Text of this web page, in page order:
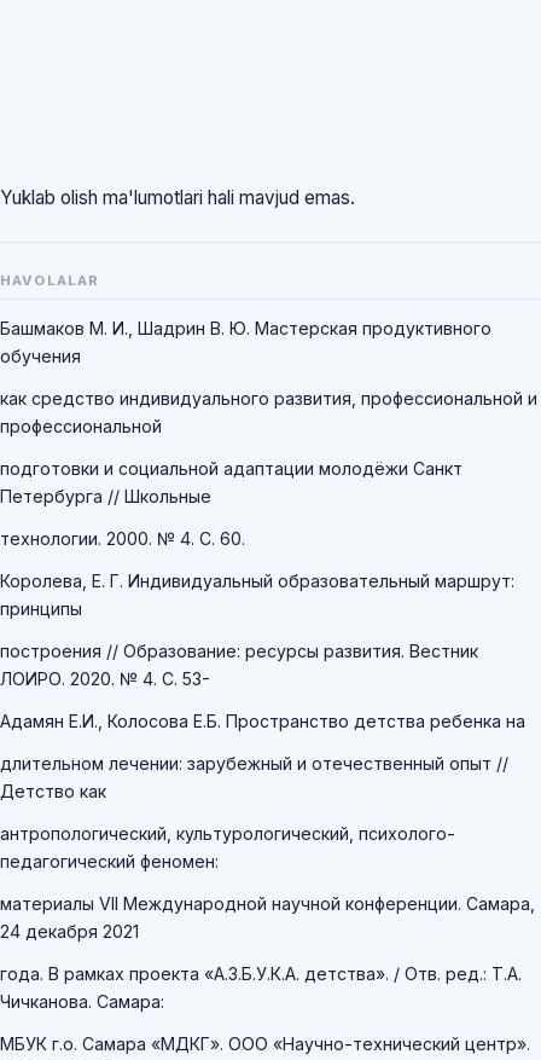
Yuklab olish ma'lumotlari hali mavjud emas.
HAVOLALAR
Башмаков М. И., Шадрин В. Ю. Мастерская продуктивного
обучения
как средство индивидуального развития, профессиональной и
профессиональной
подготовки и социальной адаптации молодёжи Санкт
Петербурга // Школьные
технологии. 2000. № 4. С. 60.
Королева, Е. Г. Индивидуальный образовательный маршрут:
принципы
построения // Образование: ресурсы развития. Вестник
ЛОИРО. 2020. № 4. С. 53-
Адамян Е.И., Колосова Е.Б. Пространство детства ребенка на
длительном лечении: зарубежный и отечественный опыт //
Детство как
антропологический, культурологический, психолого-
педагогический феномен:
материалы VII Международной научной конференции. Самара,
24 декабря 2021
года. В рамках проекта «А.З.Б.У.К.А. детства». / Отв. ред.: Т.А.
Чичканова. Самара:
МБУК г.о. Самара «МДКГ». ООО «Научно-технический центр».